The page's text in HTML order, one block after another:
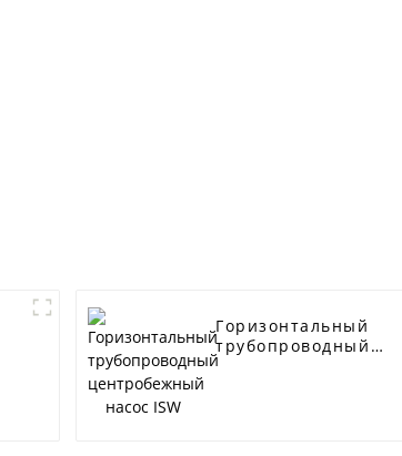
Горизонтальный
трубопроводный
центробежный насос